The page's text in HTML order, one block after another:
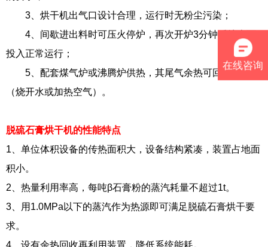
3、烘干机出气口设计合理，运行时无粉尘污染；
4、间歇进出料时可压火停炉，再次开炉3分钟后炉火可
投入正常运行；
5、配套煤气炉或沸腾炉供热，其尾气余热可回收利用
（烧开水或加热空气）。
脱硫石膏烘干机的性能特点
1、单位体积设备的传热面积大，设备结构紧凑，装置占地面
积小。
2、热量利用率高，每吨β石膏粉的蒸汽耗量不超过1t。
3、用1.0MPa以下的蒸汽作为热源即可满足脱硫石膏烘干要
求。
在线咨询